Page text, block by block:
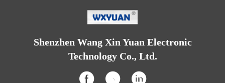
Shenzhen Wang Xin Yuan Electronic
Technology Co., Ltd.